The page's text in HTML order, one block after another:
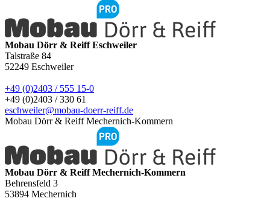
Mobau Dörr & Reiff Eschweiler
Talstraße 84
52249 Eschweiler
+49 (0)2403 / 555 15-0
+49 (0)2403 / 330 61
eschweiler@mobau-doerr-reiff.de
Mobau Dörr & Reiff Mechernich-Kommern
Mobau Dörr & Reiff Mechernich-Kommern
Behrensfeld 3
53894 Mechernich